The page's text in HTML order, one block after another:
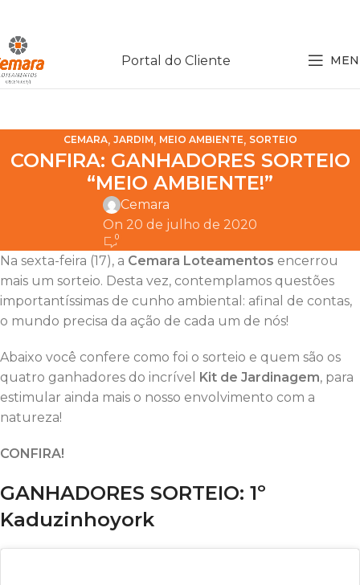
Portal do Cliente
CEMARA, JARDIM, MEIO AMBIENTE, SORTEIO
CONFIRA: GANHADORES SORTEIO
“MEIO AMBIENTE!”
Cemara
On 20 de julho de 2020
0
Na sexta-feira (17), a Cemara Loteamentos encerrou
mais um sorteio. Desta vez, contemplamos questões
importantíssimas de cunho ambiental: afinal de contas,
o mundo precisa da ação de cada um de nós!
Abaixo você confere como foi o sorteio e quem são os
quatro ganhadores do incrível Kit de Jardinagem, para
estimular ainda mais o nosso envolvimento com a
natureza!
CONFIRA!
GANHADORES SORTEIO: 1º
Kaduzinhoyork